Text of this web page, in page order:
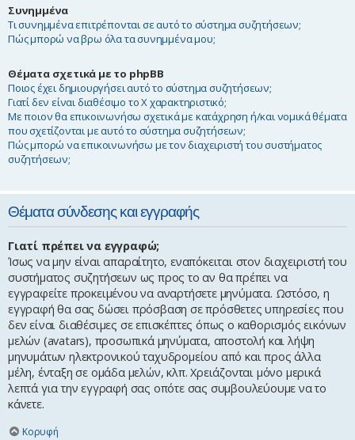
Συνημμένα
Τι συνημμένα επιτρέπονται σε αυτό το σύστημα συζητήσεων;
Πώς μπορώ να βρω όλα τα συνημμένα μου;
Θέματα σχετικά με το phpBB
Ποιος έχει δημιουργήσει αυτό το σύστημα συζητήσεων;
Γιατί δεν είναι διαθέσιμο το Χ χαρακτηριστικό;
Με ποιον θα επικοινωνήσω σχετικά με κατάχρηση ή/και νομικά θέματα
που σχετίζονται με αυτό το σύστημα συζητήσεων;
Πώς μπορώ να επικοινωνήσω με τον διαχειριστή του συστήματος
συζητήσεων;
Θέματα σύνδεσης και εγγραφής
Γιατί πρέπει να εγγραφώ;
Ίσως να μην είναι απαραίτητο, εναπόκειται στον διαχειριστή του
συστήματος συζητήσεων ως προς το αν θα πρέπει να
εγγραφείτε προκειμένου να αναρτήσετε μηνύματα. Ωστόσο, η
εγγραφή θα σας δώσει πρόσβαση σε πρόσθετες υπηρεσίες που
δεν είναι διαθέσιμες σε επισκέπτες όπως ο καθορισμός εικόνων
μελών (avatars), προσωπικά μηνύματα, αποστολή και λήψη
μηνυμάτων ηλεκτρονικού ταχυδρομείου από και προς άλλα
μέλη, ένταξη σε ομάδα μελών, κλπ. Χρειάζονται μόνο μερικά
λεπτά για την εγγραφή σας οπότε σας συμβουλεύουμε να το
κάνετε.
Κορυφή